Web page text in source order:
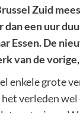
Zuid
een uur
Essen. De
van de
enkele grote
verleden wel